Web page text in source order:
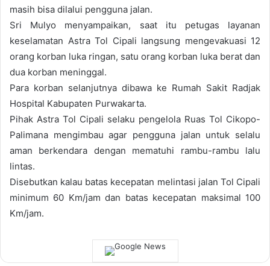
masih bisa dilalui pengguna jalan.
Sri Mulyo menyampaikan, saat itu petugas layanan
keselamatan Astra Tol Cipali langsung mengevakuasi 12
orang korban luka ringan, satu orang korban luka berat dan
dua korban meninggal.
Para korban selanjutnya dibawa ke Rumah Sakit Radjak
Hospital Kabupaten Purwakarta.
Pihak Astra Tol Cipali selaku pengelola Ruas Tol Cikopo-
Palimana mengimbau agar pengguna jalan untuk selalu
aman berkendara dengan mematuhi rambu-rambu lalu
lintas.
Disebutkan kalau batas kecepatan melintasi jalan Tol Cipali
minimum 60 Km/jam dan batas kecepatan maksimal 100
Km/jam.